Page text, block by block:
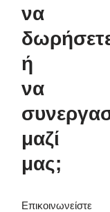
να
ή
να
μαζί
μας;
Επικοινωνείστε